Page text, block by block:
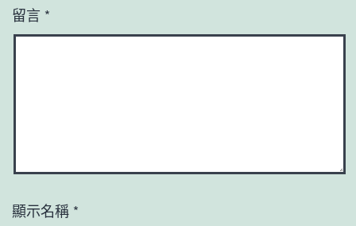
留言 *
顯示名稱 *